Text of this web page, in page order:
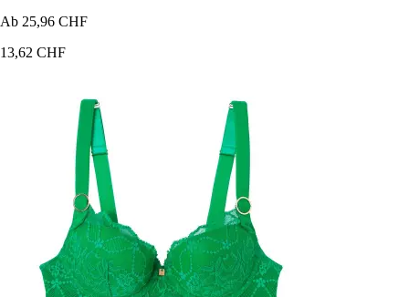
Ab 25,96 CHF
13,62 CHF